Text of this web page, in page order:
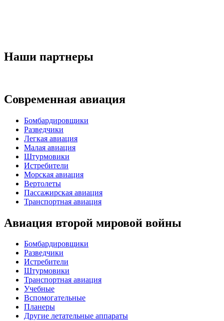
Наши партнеры
Современная авиация
Бомбардировщики
Разведчики
Легкая авиация
Малая авиация
Штурмовики
Истребители
Морская авиация
Вертолеты
Пассажирская авиация
Транспортная авиация
Авиация второй мировой войны
Бомбардировщики
Разведчики
Истребители
Штурмовики
Транспортная авиация
Учебные
Вспомогательные
Планеры
Другие летательные аппараты